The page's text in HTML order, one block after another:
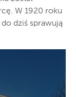
W 1920 roku
dziś sprawują